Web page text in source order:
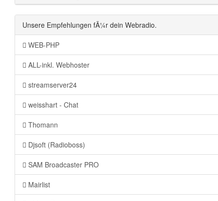
Unsere Empfehlungen fÃ¼r dein Webradio.
WEB-PHP
ALL-inkl. Webhoster
streamserver24
weisshart - Chat
Thomann
Djsoft (Radioboss)
SAM Broadcaster PRO
Mairlist